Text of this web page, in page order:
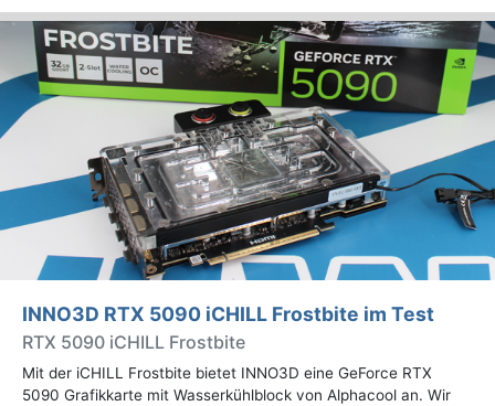
INNO3D RTX 5090 iCHILL Frostbite im Test
RTX 5090 iCHILL Frostbite
Mit der iCHILL Frostbite bietet INNO3D eine GeForce RTX
5090 Grafikkarte mit Wasserkühlblock von Alphacool an. Wir